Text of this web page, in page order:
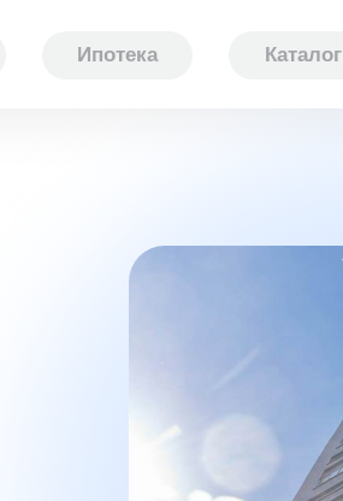
Ипотека Каталог